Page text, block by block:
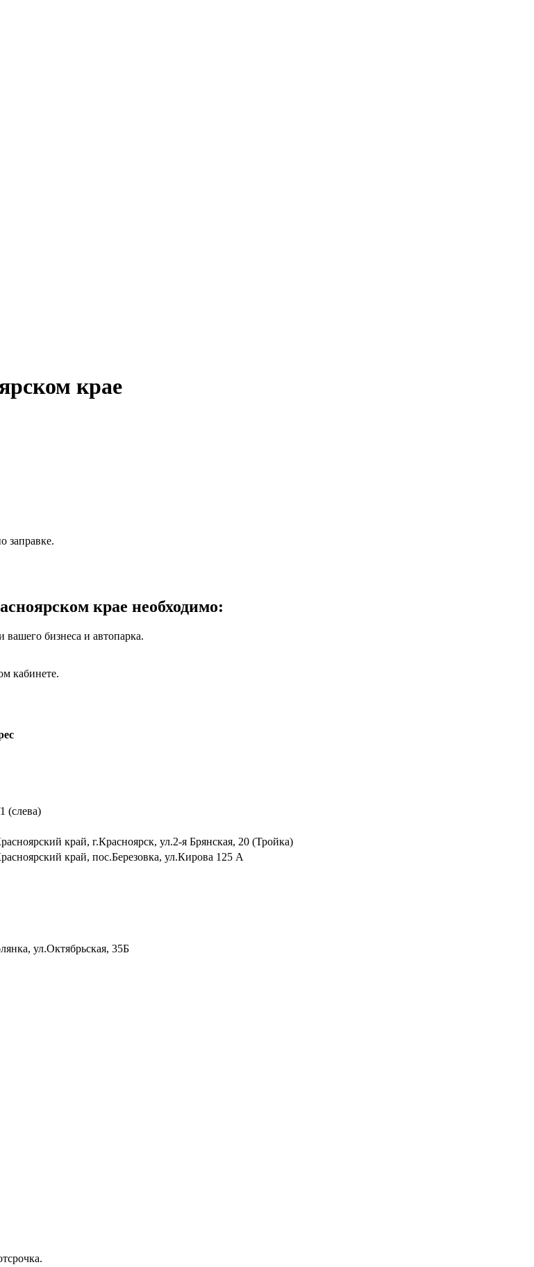
крае
заправке.
крае необходимо:
бизнеса и автопарка.
кабинете.
(слева)
край, г.Красноярск, ул.2-я Брянская, 20 (Тройка)
край, пос.Березовка, ул.Кирова 125 А
ул.Октябрьская, 35Б